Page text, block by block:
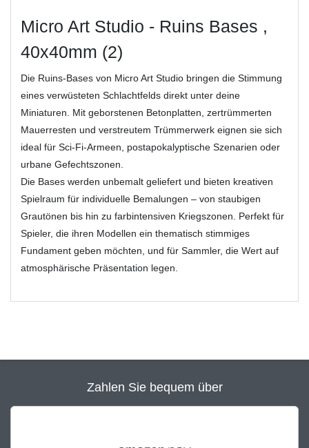
Micro Art Studio - Ruins Bases ,
40x40mm (2)
Die Ruins‑Bases von Micro Art Studio bringen die Stimmung
eines verwüsteten Schlachtfelds direkt unter deine
Miniaturen. Mit geborstenen Betonplatten, zertrümmerten
Mauerresten und verstreutem Trümmerwerk eignen sie sich
ideal für Sci‑Fi‑Armeen, postapokalyptische Szenarien oder
urbane Gefechtszonen.
Die Bases werden unbemalt geliefert und bieten kreativen
Spielraum für individuelle Bemalungen – von staubigen
Grautönen bis hin zu farbintensiven Kriegszonen. Perfekt für
Spieler, die ihren Modellen ein thematisch stimmiges
Fundament geben möchten, und für Sammler, die Wert auf
atmosphärische Präsentation legen.
Zahlen Sie bequem über